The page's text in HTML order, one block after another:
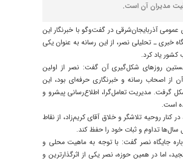
مدیران آن است.
عمومی آذربایجان‌شرقی در گفت‌وگو با خبرنگار این
خبری ـ تحلیلی نصر، از این رسانه به عنوان یکی
یاد کرد.
روزهای شکل‌گیری آن گفت: نصر از اولین
از اصحاب رسانه و خبرنگاری حرفه‌ای بود، این
گرفت. مدیریت تعامل‌گرا، اطلاع‌رسانی پیشرو و
است.
روحیه تلاشگر و خلاق آقای کریم‌زاد، از نقاط
تداوم و ثبات خود را حفظ کند.
جایگاه نصر گفت: با توجه به ماهیت محلی و
اما در همین حوزه، نصر یکی از اثرگذارترین و